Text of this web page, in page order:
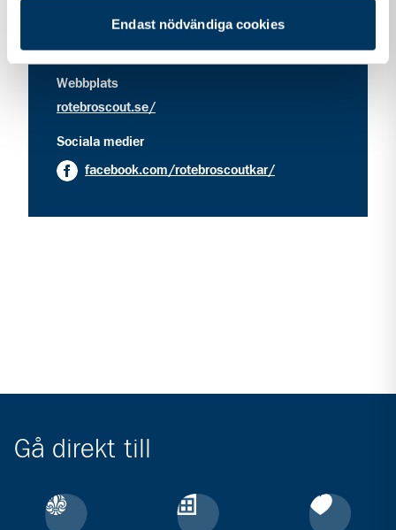
Endast nödvändiga cookies
kontakt information för Equmenia Rotebro
info@rotebroscout.se
Webbplats
rotebroscout.se/
Sociala medier
facebook.com/rotebroscoutkar/
Gå direkt till